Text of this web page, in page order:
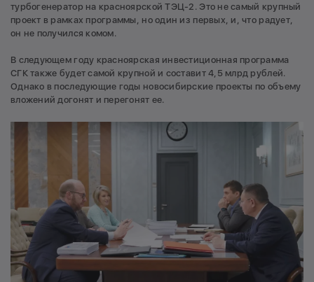
турбогенератор на красноярской ТЭЦ-2. Это не самый крупный
проект в рамках программы, но один из первых, и, что радует,
он не получился комом.
В следующем году красноярская инвестиционная программа
СГК также будет самой крупной и составит 4,5 млрд рублей.
Однако в последующие годы новосибирские проекты по объему
вложений догонят и перегонят ее.